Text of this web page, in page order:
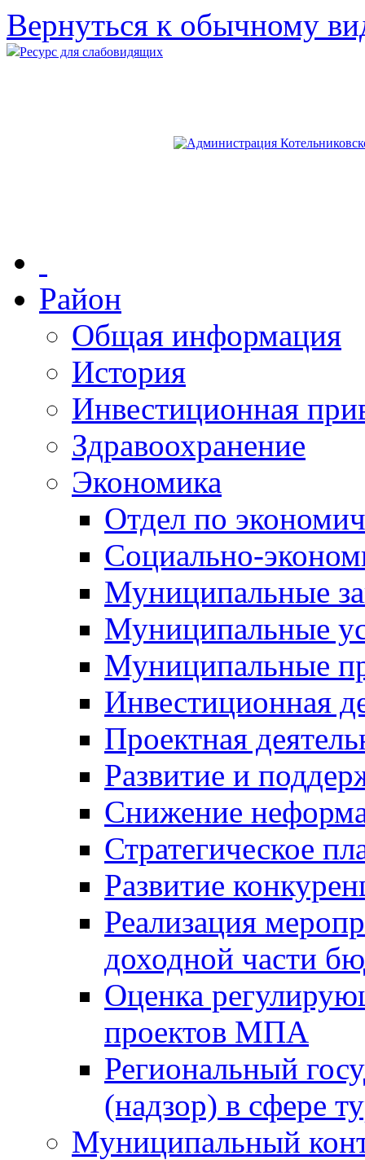
Вернуться к обычному
Ресурс для слабовидящих
Район
Общая информация
История
Инвестиционная
Здравоохранение
Экономика
Отдел по
Социально-
Муниципальные
Муниципальные
Муниципальные
Инвестиционная
Проектная
Развитие и
Снижение
Стратегическое
Развитие
Реализация
доходной части
Оценка
проектов МПА
Региональный
(надзор) в сфере
Муниципальный